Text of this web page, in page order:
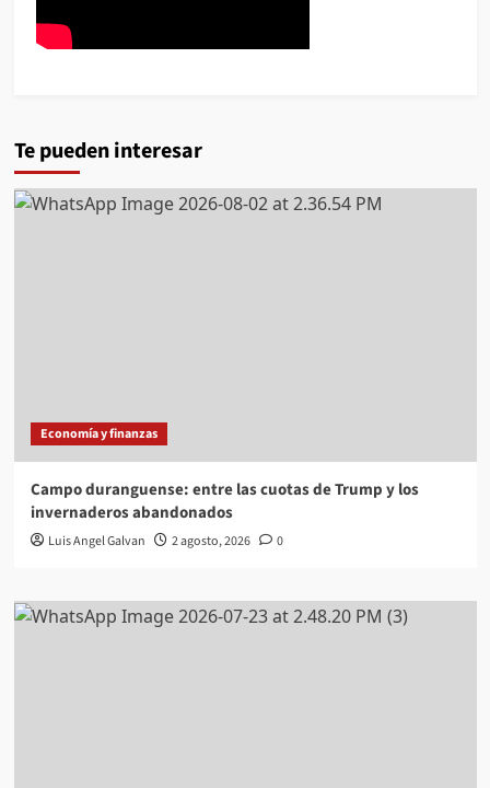
Te pueden interesar
Economía y finanzas
Campo duranguense: entre las cuotas de Trump y los
invernaderos abandonados
Luis Angel Galvan 2 agosto, 2026 0